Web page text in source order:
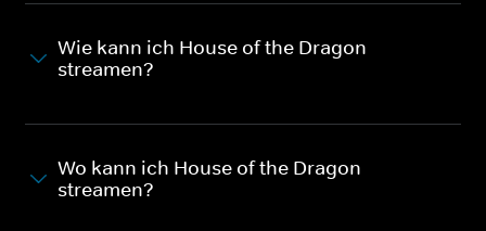
Wie kann ich House of the Dragon
streamen?
Wo kann ich House of the Dragon
streamen?